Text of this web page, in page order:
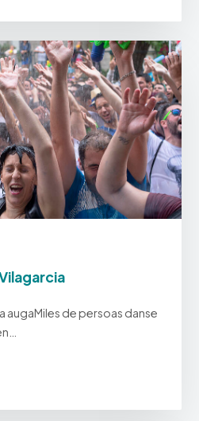
augaMiles de persoas danse